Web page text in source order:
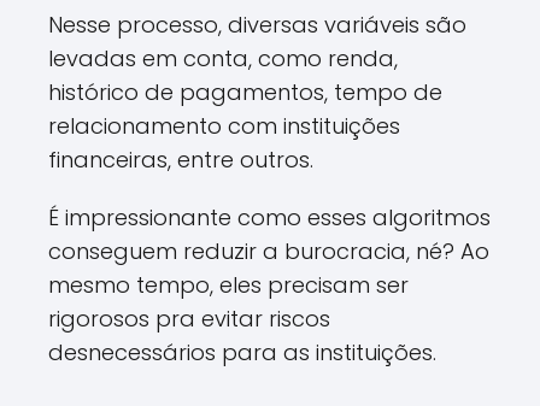
Nesse processo, diversas variáveis são
levadas em conta, como renda,
histórico de pagamentos, tempo de
relacionamento com instituições
financeiras, entre outros.
É impressionante como esses algoritmos
conseguem reduzir a burocracia, né? Ao
mesmo tempo, eles precisam ser
rigorosos pra evitar riscos
desnecessários para as instituições.